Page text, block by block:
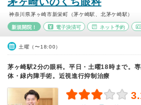
神奈川県茅ヶ崎市新栄町（茅ケ崎駅、北茅ケ崎駅）
新規開院！ 電子決済可 ネット予約
土曜（〜18:00）
茅ヶ崎駅2分の眼科。平日・土曜18時まで。
体・緑内障手術。近視進行抑制治療